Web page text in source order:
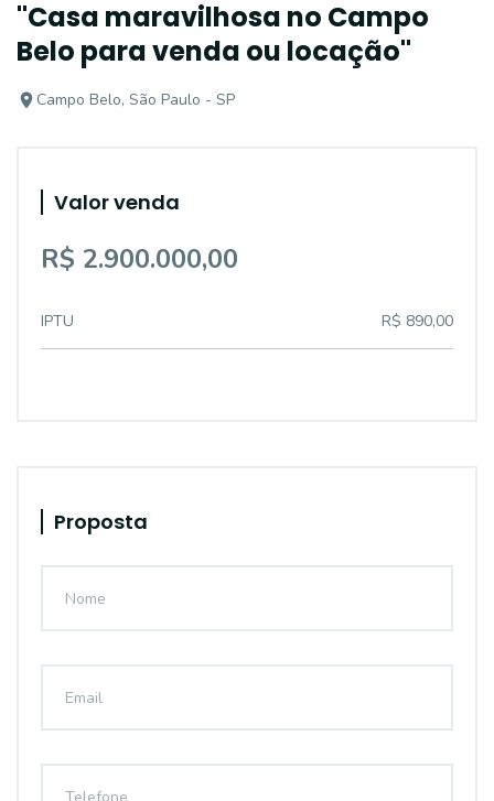
"Casa maravilhosa no Campo
Belo para venda ou locação"
Campo Belo, São Paulo - SP
Valor venda
R$ 2.900.000,00
IPTU R$ 890,00
Proposta